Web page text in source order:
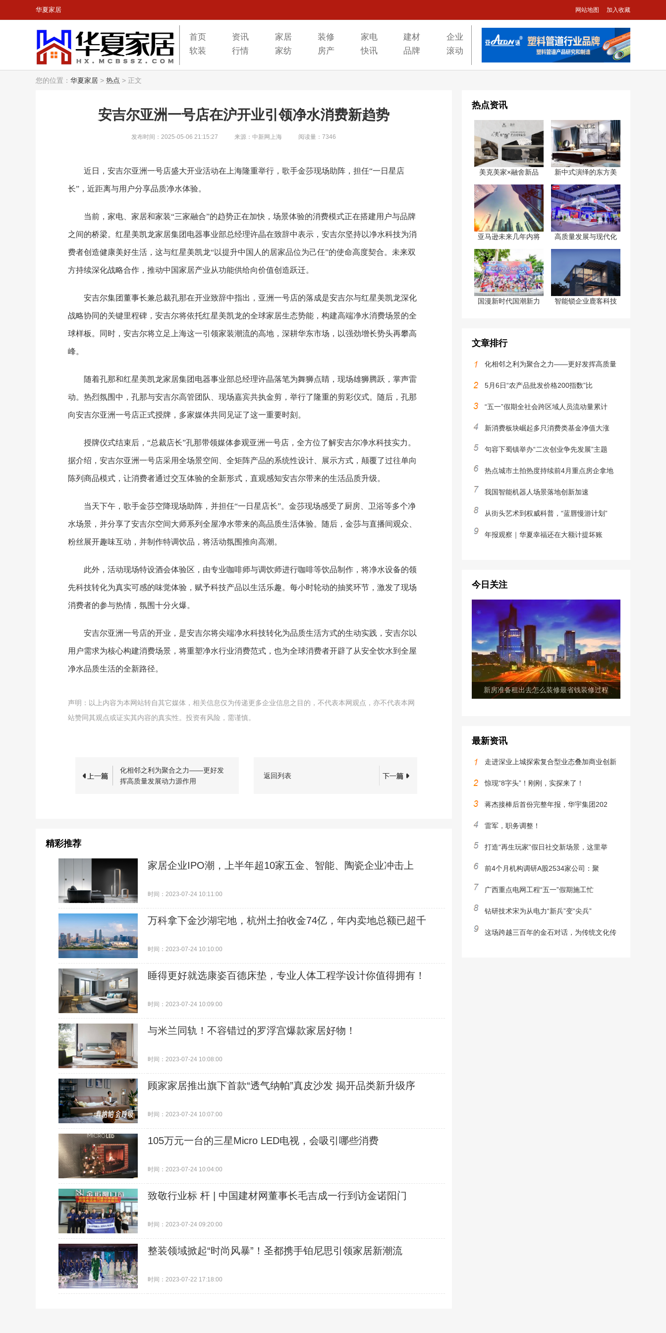
华夏家居 网站地图 加入收藏
首页 资讯 家居 装修 家电 建材
企业
软装
行情 家纺 房产 快讯 品牌 滚动
您的位置： 华夏家居 > 热点 > 正文
安吉尔亚洲一号店在沪开业引领净水消费新趋势
发布时间：2025-05-06 21:15:27 来源：中新网上海 阅读量：7346
近日，安吉尔亚洲一号店盛大开业活动在上海隆重举行，歌手金莎现场助阵，担任“一日星店
长”，近距离与用户分享品质净水体验。
当前，家电、家居和家装“三家融合”的趋势正在加快，场景体验的消费模式正在搭建用户与品牌
之间的桥梁。红星美凯龙家居集团电器事业部总经理许晶在致辞中表示，安吉尔坚持以净水科技为消
费者创造健康美好生活，这与红星美凯龙“以提升中国人的居家品位为己任”的使命高度契合。未来双
方持续深化战略合作，推动中国家居产业从功能供给向价值创造跃迁。
安吉尔集团董事长兼总裁孔那在开业致辞中指出，亚洲一号店的落成是安吉尔与红星美凯龙深化
战略协同的关键里程碑，安吉尔将依托红星美凯龙的全球家居生态势能，构建高端净水消费场景的全
球样板。同时，安吉尔将立足上海这一引领家装潮流的高地，深耕华东市场，以强劲增长势头再攀高
峰。
随着孔那和红星美凯龙家居集团电器事业部总经理许晶落笔为舞狮点睛，现场雄狮腾跃，掌声雷
动。热烈氛围中，孔那与安吉尔高管团队、现场嘉宾共执金剪，举行了隆重的剪彩仪式。随后，孔那
向安吉尔亚洲一号店正式授牌，多家媒体共同见证了这一重要时刻。
授牌仪式结束后，“总裁店长”孔那带领媒体参观亚洲一号店，全方位了解安吉尔净水科技实力。
据介绍，安吉尔亚洲一号店采用全场景空间、全矩阵产品的系统性设计、展示方式，颠覆了过往单向
陈列商品模式，让消费者通过交互体验的全新形式，直观感知安吉尔带来的生活品质升级。
当天下午，歌手金莎空降现场助阵，并担任“一日星店长”。金莎现场感受了厨房、卫浴等多个净
水场景，并分享了安吉尔空间大师系列全屋净水带来的高品质生活体验。随后，金莎与直播间观众、
粉丝展开趣味互动，并制作特调饮品，将活动氛围推向高潮。
此外，活动现场特设酒会体验区，由专业咖啡师与调饮师进行咖啡等饮品制作，将净水设备的领
先科技转化为真实可感的味觉体验，赋予科技产品以生活乐趣。每小时轮动的抽奖环节，激发了现场
消费者的参与热情，氛围十分火爆。
安吉尔亚洲一号店的开业，是安吉尔将尖端净水科技转化为品质生活方式的生动实践，安吉尔以
用户需求为核心构建消费场景，将重塑净水行业消费范式，也为全球消费者开辟了从安全饮水到全屋
净水品质生活的全新路径。
声明：以上内容为本网站转自其它媒体，相关信息仅为传递更多企业信息之目的，不代表本网观点，亦不代表本网
站赞同其观点或证实其内容的真实性。投资有风险，需谨慎。
化相邻之利为聚合之力——更好发
挥高质量发展动力源作用
返回列表
精彩推荐
家居企业IPO潮，上半年超10家五金、智能、陶瓷企业冲击上
时间：2023-07-24 10:11:00
万科拿下金沙湖宅地，杭州土拍收金74亿，年内卖地总额已超千
时间：2023-07-24 10:10:00
睡得更好就选康姿百德床垫，专业人体工程学设计你值得拥有！
时间：2023-07-24 10:09:00
与米兰同轨！不容错过的罗浮宫爆款家居好物！
时间：2023-07-24 10:08:00
顾家家居推出旗下首款“透气纳帕”真皮沙发 揭开品类新升级序
时间：2023-07-24 10:07:00
105万元一台的三星Micro LED电视，会吸引哪些消费
时间：2023-07-24 10:04:00
致敬行业标 杆 | 中国建材网董事长毛吉成一行到访金诺阳门
时间：2023-07-24 09:20:00
整装领域掀起“时尚风暴”！圣都携手铂尼思引领家居新潮流
时间：2023-07-22 17:18:00
热点资讯
美克美家×融舍新品 新中式演绎的东方美
亚马逊未来几年内将 高质量发展与现代化
国漫新时代国潮新力 智能锁企业鹿客科技
文章排行
化相邻之利为聚合之力——更好发挥高质量
5月6日“农产品批发价格200指数”比
“五一”假期全社会跨区域人员流动量累计
新消费板块崛起多只消费类基金净值大涨
句容下蜀镇举办“二次创业争先发展”主题
热点城市土拍热度持续前4月重点房企拿地
我国智能机器人场景落地创新加速
从街头艺术到权威科普，“蓝唇慢游计划”
年报观察｜华夏幸福还在大额计提坏账
今日关注
新房准备租出去怎么装修最省钱装修过程
最新资讯
走进深业上城探索复合型业态叠加商业创新
惊现“8字头”！刚刚，实探来了！
蒋杰接棒后首份完整年报，华宇集团202
雷军，职务调整！
打造“再生玩家”假日社交新场景，这里举
前4个月机构调研A股2534家公司：聚
广西重点电网工程“五一”假期施工忙
钻研技术宋为从电力“新兵”变“尖兵”
这场跨越三百年的金石对话，为传统文化传